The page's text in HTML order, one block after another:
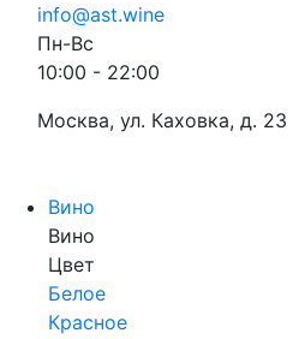
info@ast.wine
Пн-Вс
10:00 - 22:00
Москва, ул. Каховка, д. 23
Вино
Вино
Цвет
Белое
Красное